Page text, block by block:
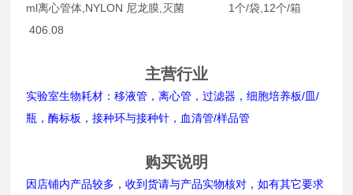
ml离心管体,NYLON 尼龙膜,灭菌 1个/袋,12个/箱
406.08
主营行业
实验室生物耗材：移液管，离心管，过滤器，细胞培养板/皿/
瓶，酶标板，接种环与接种针，血清管/样品管
购买说明
因店铺内产品较多，收到货请与产品实物核对，如有其它要求